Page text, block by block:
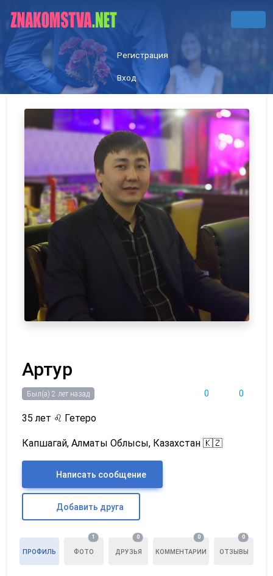
Регистрация
Вход
Артур
0 0
Был(а) 2 лет назад
35 лет ♌ Гетеро
Капшагай, Алматы Облысы, Казахстан 🇰🇿
Написать сообщение
Добавить друга
ПРОФИЛЬ ФОТО
1
ДРУЗЬЯ
0
КОММЕНТАРИИ
0
ОТЗЫВЫ
0